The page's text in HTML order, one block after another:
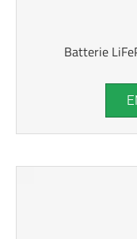
Batterie